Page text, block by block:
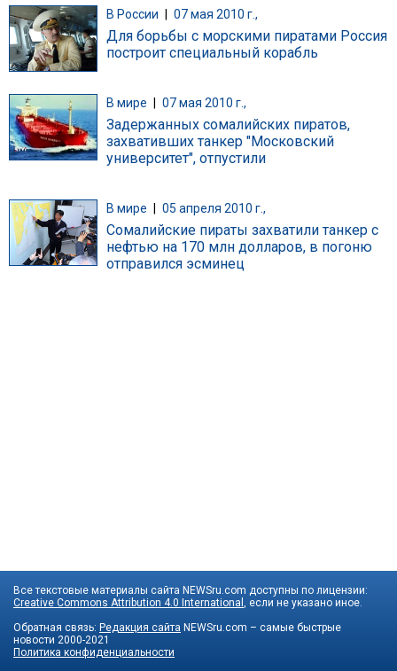
В России | 07 мая 2010 г.,
Для борьбы с морскими пиратами Россия
построит специальный корабль
В мире 07 мая 2010 г.,
Задержанных сомалийских пиратов,
захвативших танкер "Московский
университет", отпустили
В мире 05 апреля 2010 г.,
Сомалийские пираты захватили танкер с
нефтью на 170 млн долларов, в погоню
отправился эсминец
Все текстовые материалы сайта NEWSru.com доступны по лицензии:
Creative Commons Attribution 4.0 International , если не указано иное.
Обратная связь: Редакция сайта NEWSru.com – самые быстрые
новости 2000-2021
Политика конфиденциальности